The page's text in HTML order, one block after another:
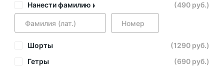
Нанести фамилию и номер (490 руб.)
Шорты
(1290 руб.)
Гетры
(690 руб.)